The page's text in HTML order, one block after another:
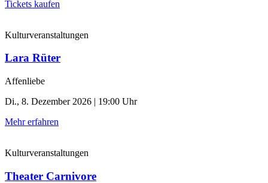
Tickets kaufen
Kulturveranstaltungen
Lara Rüter
Affenliebe
Di., 8. Dezember 2026 | 19:00 Uhr
Mehr erfahren
Kulturveranstaltungen
Theater Carnivore